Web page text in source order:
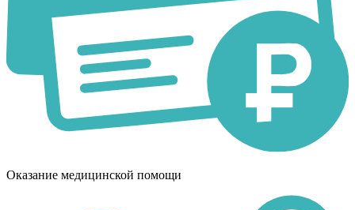
Оказание медицинской помощи